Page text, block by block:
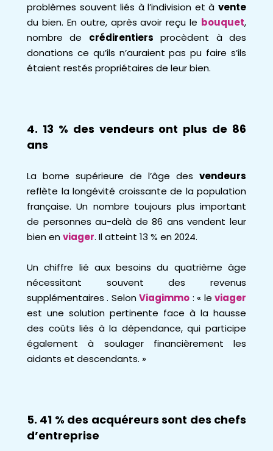
problèmes souvent liés à l’indivision et à vente
du bien. En outre, après avoir reçu le bouquet,
nombre de crédirentiers procèdent à des
donations ce qu’ils n’auraient pas pu faire s’ils
étaient restés propriétaires de leur bien.
4. 13 % des vendeurs ont plus de 86
ans
La borne supérieure de l’âge des vendeurs
reflète la longévité croissante de la population
française.Un nombre toujours plus important
de personnes au-delà de 86 ans vendent leur
bien enviager. Il atteint 13 % en 2024.
Un chiffre lié aux besoins du quatrième âge
nécessitant souvent des revenus
supplémentaires . SelonViagimmo : « leviager
est une solution pertinente face à la hausse
des coûts liés à la dépendance, qui participe
également à soulager financièrement les
aidants et descendants. »
5. 41 % des acquéreurs sont des chefs
d’entreprise